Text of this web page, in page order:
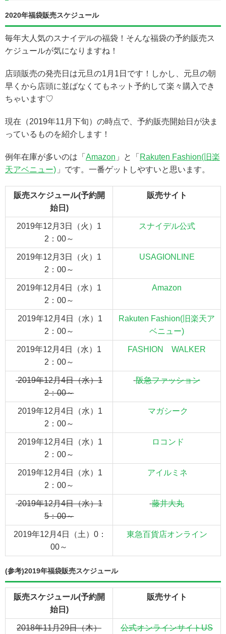
2020年福袋販売スケジュール
毎年大人気のスナイデルの福袋！そんな福袋の予約販売ス
ケジュールが気になりますね！
店頭販売の発売日は元旦の1月1日です！しかし、元旦の朝
早くから店頭に並ばなくてもネット予約して楽々購入でき
ちゃいます♡
現在（2019年11月下旬）の時点で、予約販売開始日が決ま
っているものを紹介します！
例年在庫が多いのは「 Amazon 」と「 Rakuten Fashion(旧楽
天アベニュー) 」です。一番ゲットしやすいと思います。
販売スケジュール(予約開
始日)
販売サイト
2019年12月3日（火）1
2：00～
スナイデル公式
2019年12月3日（火）1
2：00～
USAGIONLINE
2019年12月4日（水）1
2：00～
Amazon
2019年12月4日（水）1
2：00～
Rakuten Fashion(旧楽天ア
ベニュー)
2019年12月4日（水）1
2：00～
FASHION WALKER
2019年12月4日（水）1
2：00～
阪急ファッション
2019年12月4日（水）1
2：00～
マガシーク
2019年12月4日（水）1
2：00～
ロコンド
2019年12月4日（水）1
2：00～
アイルミネ
2019年12月4日（水）1
5：00～
藤井大丸
2019年12月4日（土）0：
00～
東急百貨店オンライン
(参考)2019年福袋販売スケジュール
販売スケジュール(予約開
始日)
販売サイト
2018年11月29日（木）
公式オンラインサイトUS